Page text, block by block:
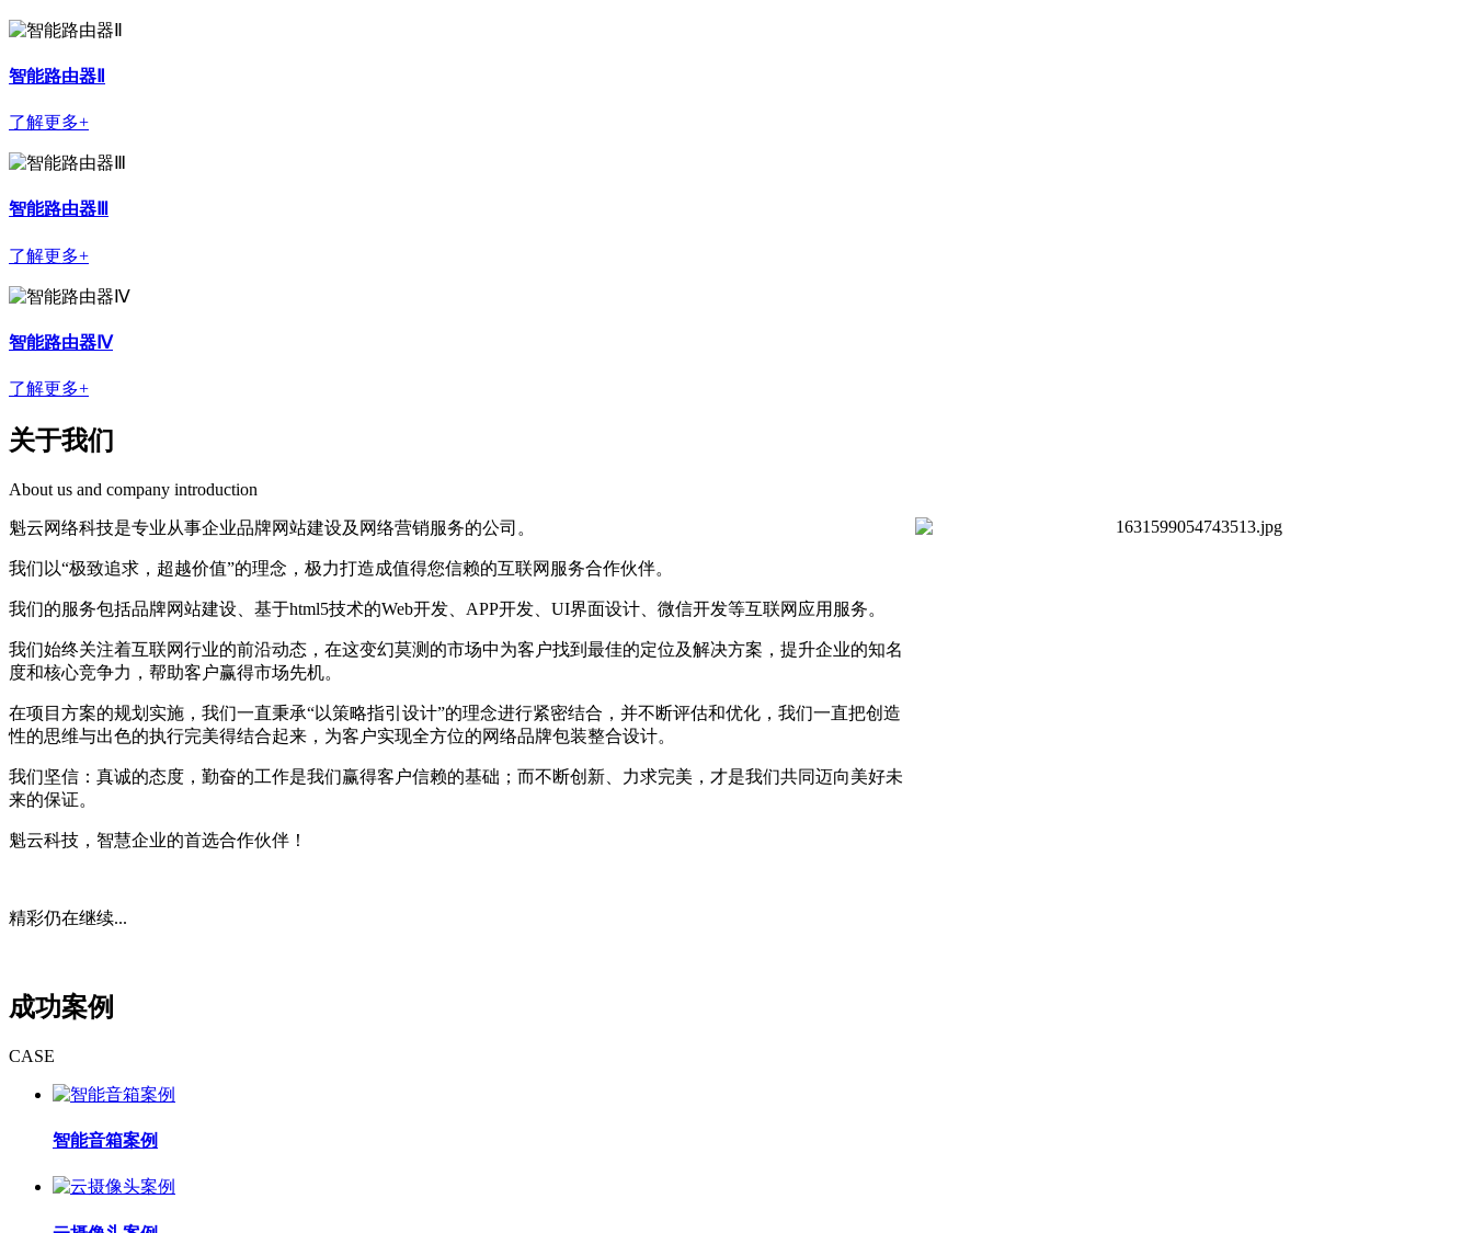
智能路由器Ⅱ
了解更多+
智能路由器Ⅲ
了解更多+
智能路由器Ⅳ
了解更多+
关于我们
About us and company introduction
魁云网络科技是专业从事企业品牌网站建设及网络营销服务的公司。
我们以“极致追求，超越价值”的理念，极力打造成值得您信赖的互联网服务合作伙伴。
我们的服务包括品牌网站建设、基于html5技术的Web开发、APP开发、 UI界面设计、微信开发等互联网应用服务。
我们始终关注着互联网行业的前沿动态，在这变幻莫测的市场中为客户找到最佳的定位及解决方案，提升企业的知名
度和核心竞争力，帮助客户赢得市场先机。
在项目方案的规划实施，我们一直秉承“以策略指引设计”的理念进行紧密结合，并不断评估和优化，我们一直把创造
性的思维与出色的执行完美得结合起来，为客户实现全方位的网络品牌包装整合设计。
我们坚信：真诚的态度，勤奋的工作是我们赢得客户信赖的基础；而不断创新、力求完美，才是我们共同迈向美好未
来的保证。
魁云科技，智慧企业的首选合作伙伴！
精彩仍在继续...
成功案例
CASE
智能音箱案例